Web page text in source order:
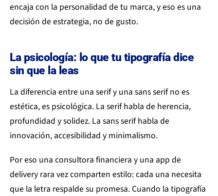
encaja con la personalidad de tu marca, y eso es una
decisión de estrategia, no de gusto.
La psicología: lo que tu tipografía dice
sin que la leas
La diferencia entre una serif y una sans serif no es
estética, es psicológica. La serif habla de herencia,
profundidad y solidez. La sans serif habla de
innovación, accesibilidad y minimalismo.
Por eso una consultora financiera y una app de
delivery rara vez comparten estilo: cada una necesita
que la letra respalde su promesa. Cuando la tipografía